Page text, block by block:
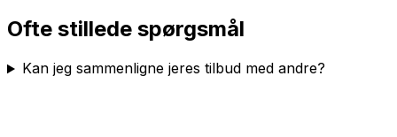
Ofte stillede spørgsmål
Kan jeg sammenligne jeres tilbud med andre?